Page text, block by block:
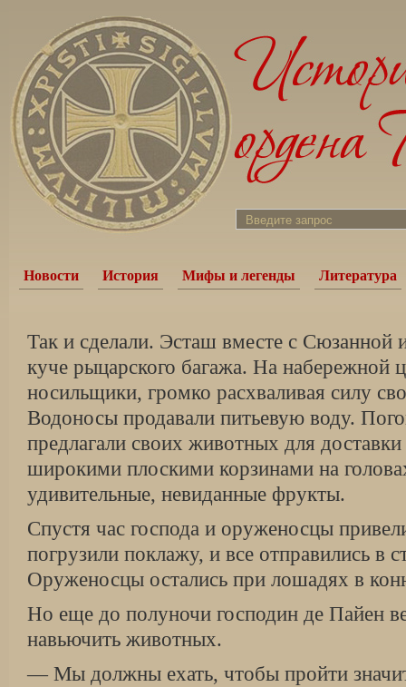
Новости История Мифы и легенды Литература
Так и сделали. Эсташ вместе с
куче рыцарского багажа. На набережной
носильщики, громко расхваливая силу
Водоносы продавали питьевую воду.
предлагали своих животных для
широкими плоскими корзинами на
удивительные, невиданные фрукты.
Спустя час господа и оруженосцы
погрузили поклажу, и все отправились в
Оруженосцы остались при лошадях в
Но еще до полуночи господин де Пайен
навьючить животных.
— Мы должны ехать, чтобы пройти